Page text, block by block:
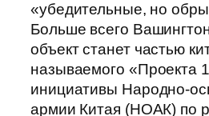
«убедительные, но
Больше всего
объект станет частью
называемого «Проекта
инициативы Народно-
армии Китая (НОАК) по